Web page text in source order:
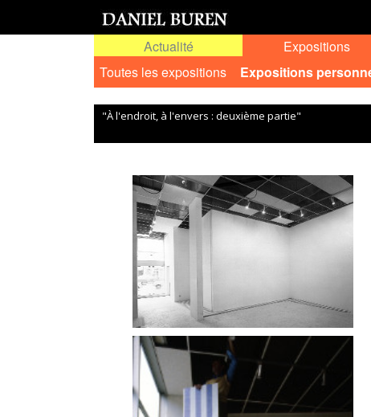
Actualité
Expositions
Toutes les expositions
Expositions
"À l'endroit, à l'envers : deuxième partie"